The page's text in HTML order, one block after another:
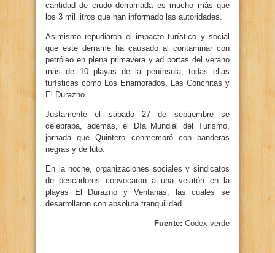
cantidad de crudo derramada es mucho más que
los 3 mil litros que han informado las autoridades.
Asimismo repudiaron el impacto turístico y social
que este derrame ha causado al contaminar con
petróleo en plena primavera y ad portas del verano
más de 10 playas de la península, todas ellas
turísticas como Los Enamorados, Las Conchitas y
El Durazno.
Justamente el sábado 27 de septiembre se
celebraba, además, el Día Mundial del Turismo,
jornada que Quintero conmemoró con banderas
negras y de luto.
En la noche, organizaciones sociales y sindicatos
de pescadores convocaron a una velatón en la
playas El Durazno y Ventanas, las cuales se
desarrollaron con absoluta tranquilidad.
Fuente: Codex verde